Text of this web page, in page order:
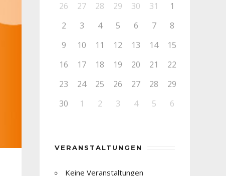
26 27 28 29 30 31
1
2
3 4 5 6 7
8
9
10 11 12 13 14
15
16
17 18 19 20 21
22
23
24 25 26 27 28
29
30
1 2 3 4 5 6
VERANSTALTUNGEN
Keine Veranstaltungen